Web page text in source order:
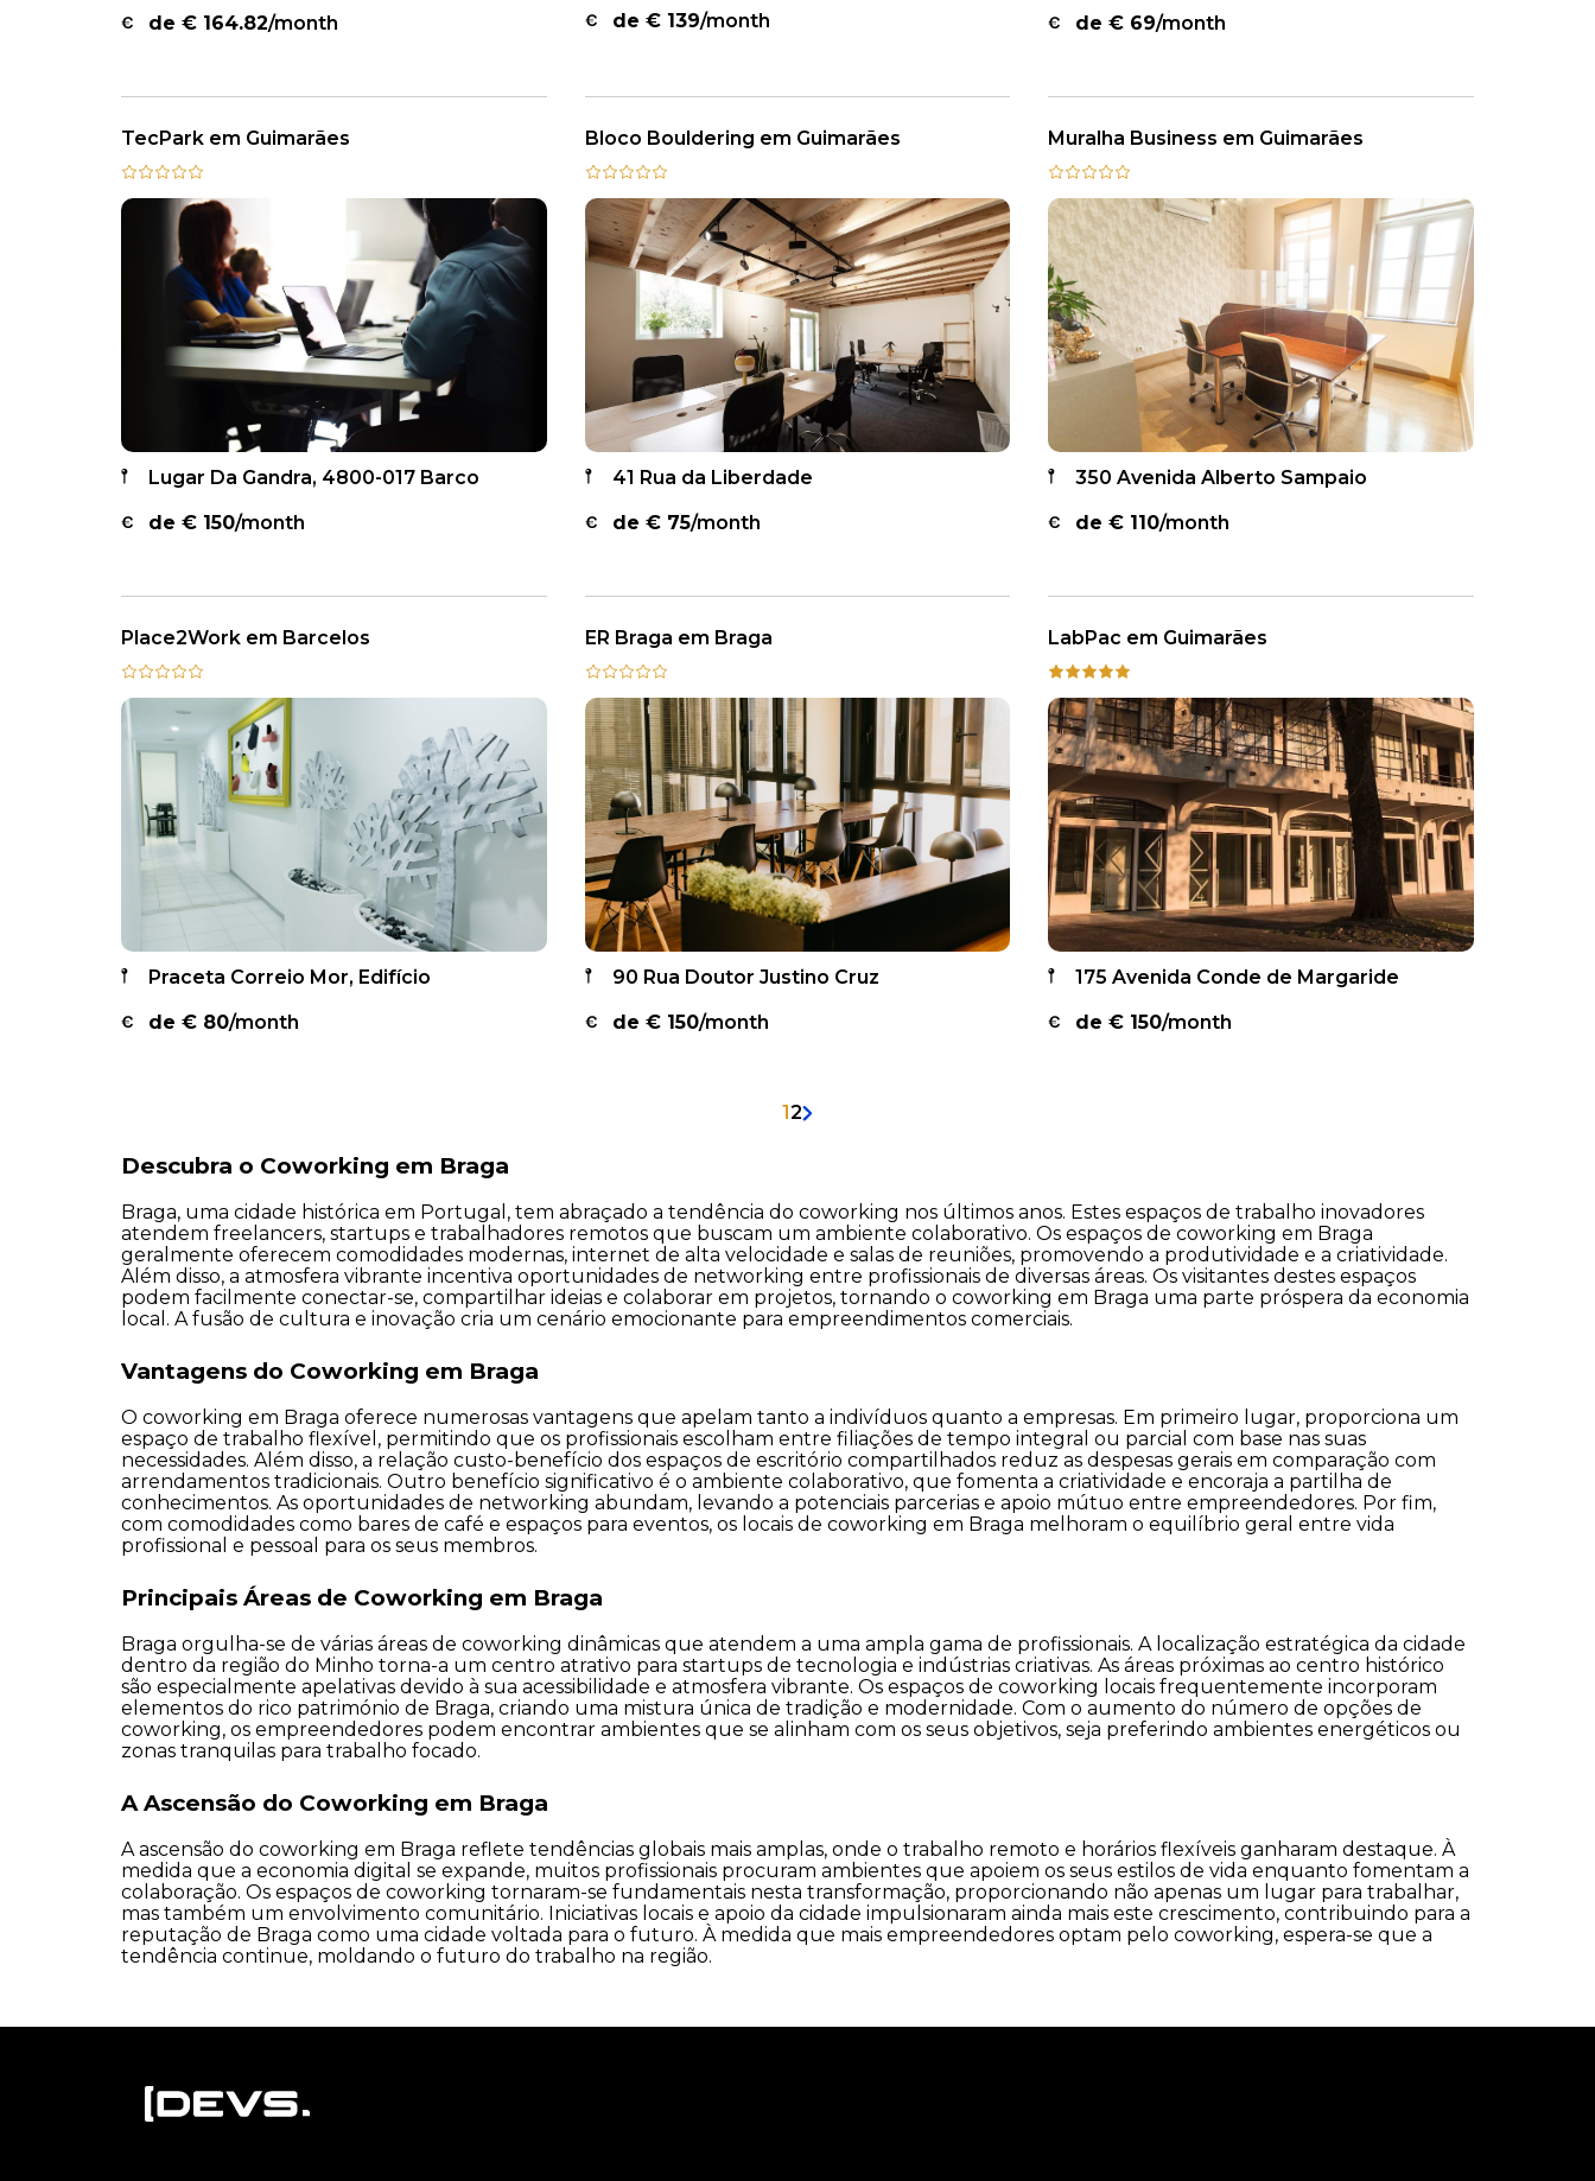
de € 164.82/month
de € 139/month
de € 69/month
TecPark em Guimarães
Lugar Da Gandra, 4800-017 Barco
de € 150/month
Bloco Bouldering em Guimarães
41 Rua da Liberdade
de € 75/month
Muralha Business em Guimarães
350 Avenida Alberto Sampaio
de € 110/month
Place2Work em Barcelos
Praceta Correio Mor, Edifício
de € 80/month
ER Braga em Braga
90 Rua Doutor Justino Cruz
de € 150/month
LabPac em Guimarães
175 Avenida Conde de Margaride
de € 150/month
1 2
Descubra o Coworking em Braga
Braga, uma cidade histórica em Portugal, tem abraçado a tendência do coworking nos últimos anos. Estes espaços de trabalho inovadores
atendem freelancers, startups e trabalhadores remotos que buscam um ambiente colaborativo. Os espaços de coworking em Braga
geralmente oferecem comodidades modernas, internet de alta velocidade e salas de reuniões, promovendo a produtividade e a criatividade.
Além disso, a atmosfera vibrante incentiva oportunidades de networking entre profissionais de diversas áreas. Os visitantes destes espaços
podem facilmente conectar-se, compartilhar ideias e colaborar em projetos, tornando o coworking em Braga uma parte próspera da economia
local. A fusão de cultura e inovação cria um cenário emocionante para empreendimentos comerciais.
Vantagens do Coworking em Braga
O coworking em Braga oferece numerosas vantagens que apelam tanto a indivíduos quanto a empresas. Em primeiro lugar, proporciona um
espaço de trabalho flexível, permitindo que os profissionais escolham entre filiações de tempo integral ou parcial com base nas suas
necessidades. Além disso, a relação custo-benefício dos espaços de escritório compartilhados reduz as despesas gerais em comparação com
arrendamentos tradicionais. Outro benefício significativo é o ambiente colaborativo, que fomenta a criatividade e encoraja a partilha de
conhecimentos. As oportunidades de networking abundam, levando a potenciais parcerias e apoio mútuo entre empreendedores. Por fim,
com comodidades como bares de café e espaços para eventos, os locais de coworking em Braga melhoram o equilíbrio geral entre vida
profissional e pessoal para os seus membros.
Principais Áreas de Coworking em Braga
Braga orgulha-se de várias áreas de coworking dinâmicas que atendem a uma ampla gama de profissionais. A localização estratégica da cidade
dentro da região do Minho torna-a um centro atrativo para startups de tecnologia e indústrias criativas. As áreas próximas ao centro histórico
são especialmente apelativas devido à sua acessibilidade e atmosfera vibrante. Os espaços de coworking locais frequentemente incorporam
elementos do rico património de Braga, criando uma mistura única de tradição e modernidade. Com o aumento do número de opções de
coworking, os empreendedores podem encontrar ambientes que se alinham com os seus objetivos, seja preferindo ambientes energéticos ou
zonas tranquilas para trabalho focado.
A Ascensão do Coworking em Braga
A ascensão do coworking em Braga reflete tendências globais mais amplas, onde o trabalho remoto e horários flexíveis ganharam destaque. À
medida que a economia digital se expande, muitos profissionais procuram ambientes que apoiem os seus estilos de vida enquanto fomentam a
colaboração. Os espaços de coworking tornaram-se fundamentais nesta transformação, proporcionando não apenas um lugar para trabalhar,
mas também um envolvimento comunitário. Iniciativas locais e apoio da cidade impulsionaram ainda mais este crescimento, contribuindo para a
reputação de Braga como uma cidade voltada para o futuro. À medida que mais empreendedores optam pelo coworking, espera-se que a
tendência continue, moldando o futuro do trabalho na região.